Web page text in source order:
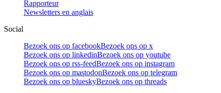
Rapporteur
Newsletters en anglais
Social
Bezoek ons op facebookBezoek ons op x
Bezoek ons op linkedinBezoek ons op youtube
Bezoek ons op rss-feedBezoek ons op instagram
Bezoek ons op mastodonBezoek ons op telegram
Bezoek ons op blueskyBezoek ons op threads